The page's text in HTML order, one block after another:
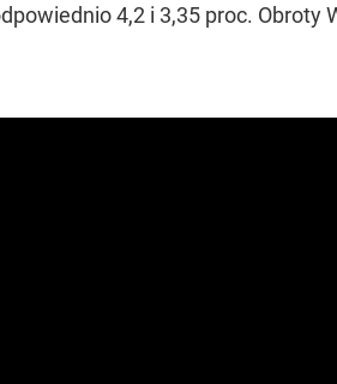
4,2 i 3,35 proc. Obroty